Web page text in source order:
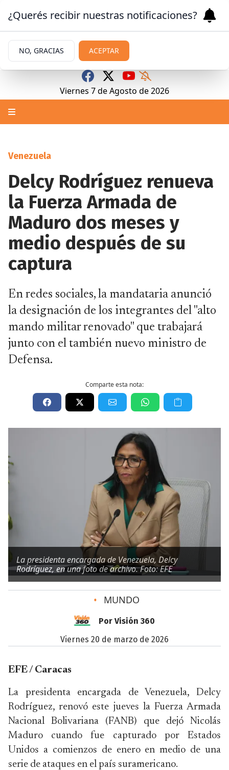
Viernes 7deAgosto de 2026
Venezuela
Delcy Rodríguez renueva
la Fuerza Armada de
Maduro dos meses y
medio después de su
captura
En redes sociales, la mandataria anunció
la designación de los integrantes del "alto
mando militar renovado" que trabajará
junto con el también nuevo ministro de
Defensa.
Comparte esta nota:
La presidenta encargada de Venezuela, Delcy
Rodríguez, en una foto de archivo. Foto: EFE
• MUNDO
Por Visión 360
viernes 20 de marzo de 2026
EFE / Caracas
La presidenta encargada de Venezuela, Delcy
Rodríguez, renovó este jueves la Fuerza Armada
Nacional Bolivariana (FANB) que dejó Nicolás
Maduro cuando fue capturado por Estados
Unidos a comienzos de enero en medio de una
serie de ataques en el país suramericano.
¿Querés recibir nuestras notificaciones?
NO, GRACIAS ACEPTAR